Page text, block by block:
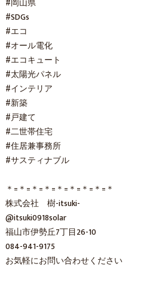
#岡山県
#SDGs
#エコ
#オール電化
#エコキュート
#太陽光パネル
#インテリア
#新築
#戸建て
#二世帯住宅
#住居兼事務所
#サスティナブル
＊=＊=＊=＊=＊=＊=＊=＊=＊
株式会社 樹-itsuki-
@itsuki0918solar
福山市伊勢丘7丁目26-10
084-941-9175
お気軽にお問い合わせください